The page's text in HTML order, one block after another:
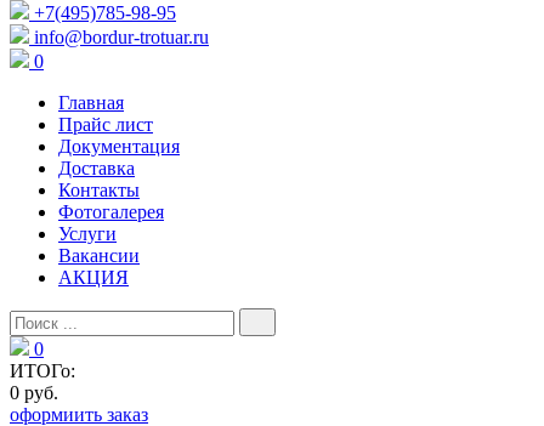
+7(495)785-98-95
info@bordur-trotuar.ru
0
Главная
Прайс лист
Документация
Доставка
Контакты
Фотогалерея
Услуги
Вакансии
АКЦИЯ
0
ИТОГо:
0 руб.
оформиить заказ